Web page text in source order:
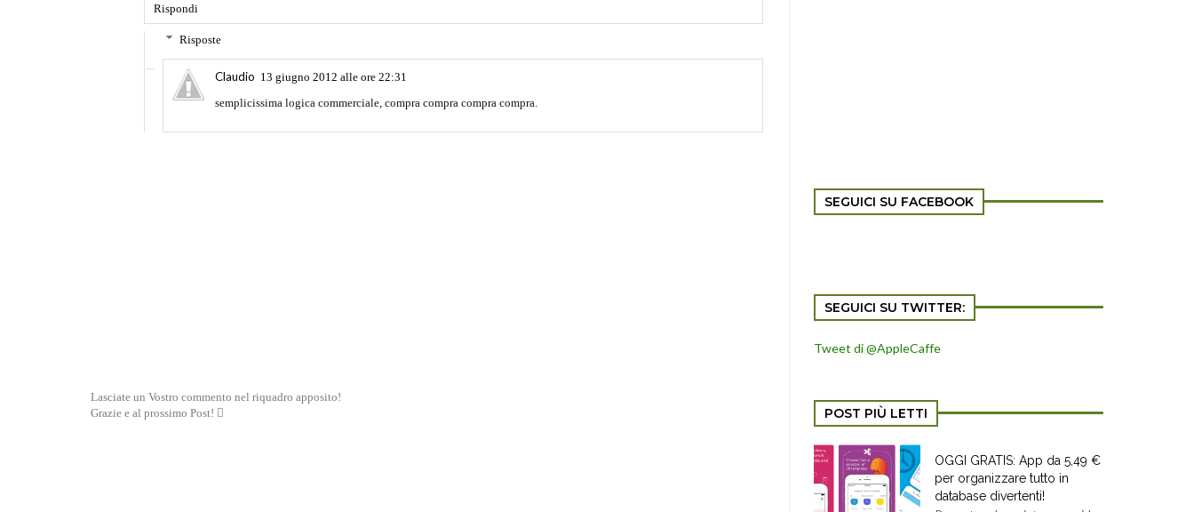
Rispondi
Risposte
Claudio 13 giugno 2012 alle ore 22:31
semplicissima logica commerciale, compra compra compra compra.
Lasciate un Vostro commento nel riquadro apposito!
Grazie e al prossimo Post! 
SEGUICI SU FACEBOOK
SEGUICI SU TWITTER:
Tweet di @AppleCaffe
POST PIÙ LETTI
OGGI GRATIS: App da 5,49 €
per organizzare tutto in
database divertenti!